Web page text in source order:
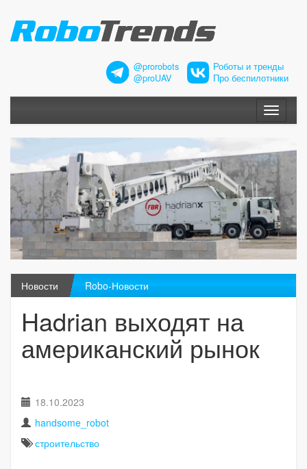
@prorobots
@proUAV
Роботы и тренды
Про беспилотники
Меню
Новости Robo-Новости
Hadrian выходят на
американский рынок
18.10.2023
handsome_robot
строительство